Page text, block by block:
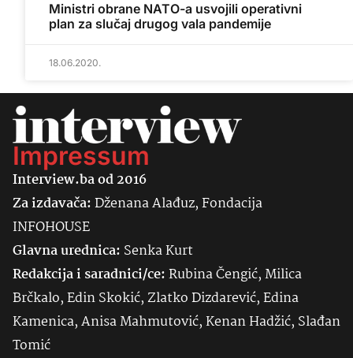
Ministri obrane NATO-a usvojili operativni
plan za slučaj drugog vala pandemije
18.06.2020.
Impressum
Interview.ba od 2016
Za izdavača:Dženana Alađuz, Fondacija
INFOHOUSE
Glavna urednica: SenkaKurt
Redakcija i saradnici/ce:Rubina Čengić, Milica
Brčkalo, Edin Skokić, Zlatko Dizdarević, Edina
Kamenica, Anisa Mahmutović, Kenan Hadžić, Slađan
Tomić